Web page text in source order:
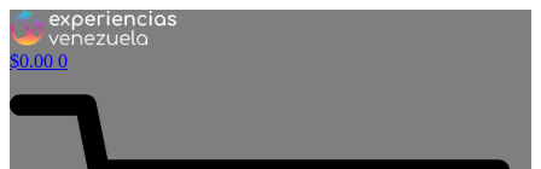
$0.00 0